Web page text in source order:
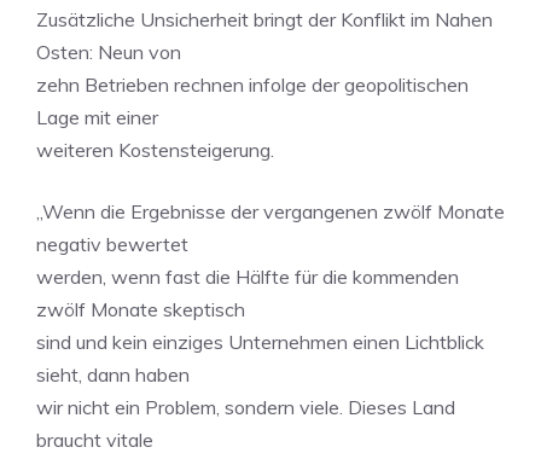
Zusätzliche Unsicherheit bringt der Konflikt im Nahen
Osten: Neun von
zehn Betrieben rechnen infolge der geopolitischen
Lage mit einer
weiteren Kostensteigerung.
„Wenn die Ergebnisse der vergangenen zwölf Monate
negativ bewertet
werden, wenn fast die Hälfte für die kommenden
zwölf Monate skeptisch
sind und kein einziges Unternehmen einen Lichtblick
sieht, dann haben
wir nicht ein Problem, sondern viele. Dieses Land
braucht vitale